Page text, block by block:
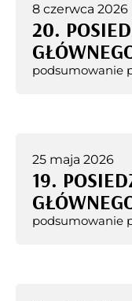
8 czerwca 2026
20.
podsumowanie
25 maja 2026
19.
podsumowanie